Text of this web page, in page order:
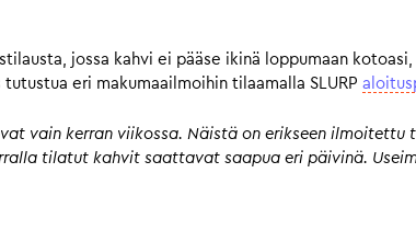
jossa kahvi ei pääse ikinä loppumaan
eri makumaailmoihin tilaamalla SLURP
vain kerran viikossa. Näistä on erikseen ilmoitettu
tilatut kahvit saattavat saapua eri päivinä.